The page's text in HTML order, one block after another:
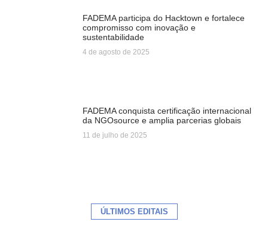
FADEMA participa do Hacktown e fortalece
compromisso com inovação e
sustentabilidade
4 de agosto de 2025
FADEMA conquista certificação internacional
da NGOsource e amplia parcerias globais
11 de julho de 2025
ÚLTIMOS EDITAIS